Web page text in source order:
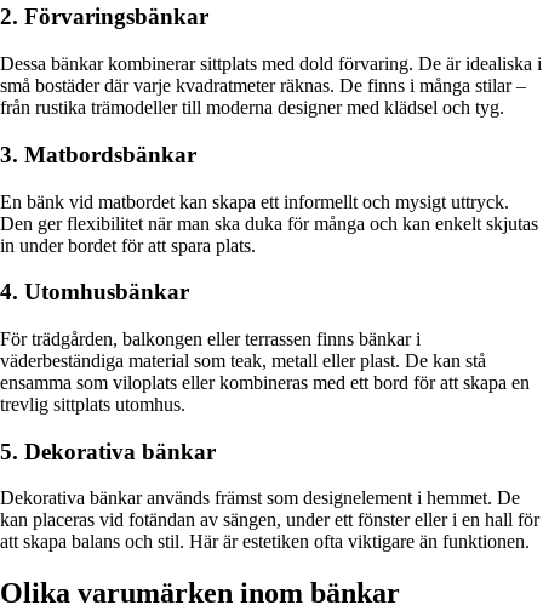
2. Förvaringsbänkar
Dessa bänkar kombinerar sittplats med dold förvaring. De är idealiska i
små bostäder där varje kvadratmeter räknas. De finns i många stilar –
från rustika trämodeller till moderna designer med klädsel och tyg.
3. Matbordsbänkar
En bänk vid matbordet kan skapa ett informellt och mysigt uttryck.
Den ger flexibilitet när man ska duka för många och kan enkelt skjutas
in under bordet för att spara plats.
4. Utomhusbänkar
För trädgården, balkongen eller terrassen finns bänkar i
väderbeständiga material som teak, metall eller plast. De kan stå
ensamma som viloplats eller kombineras med ett bord för att skapa en
trevlig sittplats utomhus.
5. Dekorativa bänkar
Dekorativa bänkar används främst som designelement i hemmet. De
kan placeras vid fotändan av sängen, under ett fönster eller i en hall för
att skapa balans och stil. Här är estetiken ofta viktigare än funktionen.
Olika varumärken inom bänkar